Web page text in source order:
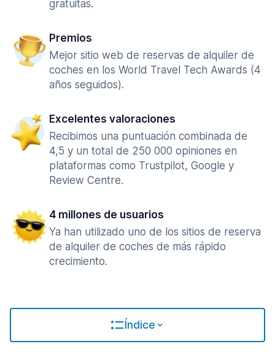
gratuitas.
Premios
Mejor sitio web de reservas de alquiler de
coches en los World Travel Tech Awards (4
años seguidos).
Excelentes valoraciones
Recibimos una puntuación combinada de
4,5 y un total de 250 000 opiniones en
plataformas como Trustpilot, Google y
Review Centre.
4 millones de usuarios
Ya han utilizado uno de los sitios de reserva
de alquiler de coches de más rápido
crecimiento.
Índice